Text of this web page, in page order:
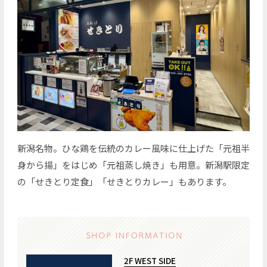
新潟名物。ひな鶏を伝統のカレー風味に仕上げた「元祖半
身から揚」をはじめ「元祖蒸し焼き」も用意。新潟駅限定
の「せきとり定食」「せきとりカレー」もあります。
2F WEST SIDE